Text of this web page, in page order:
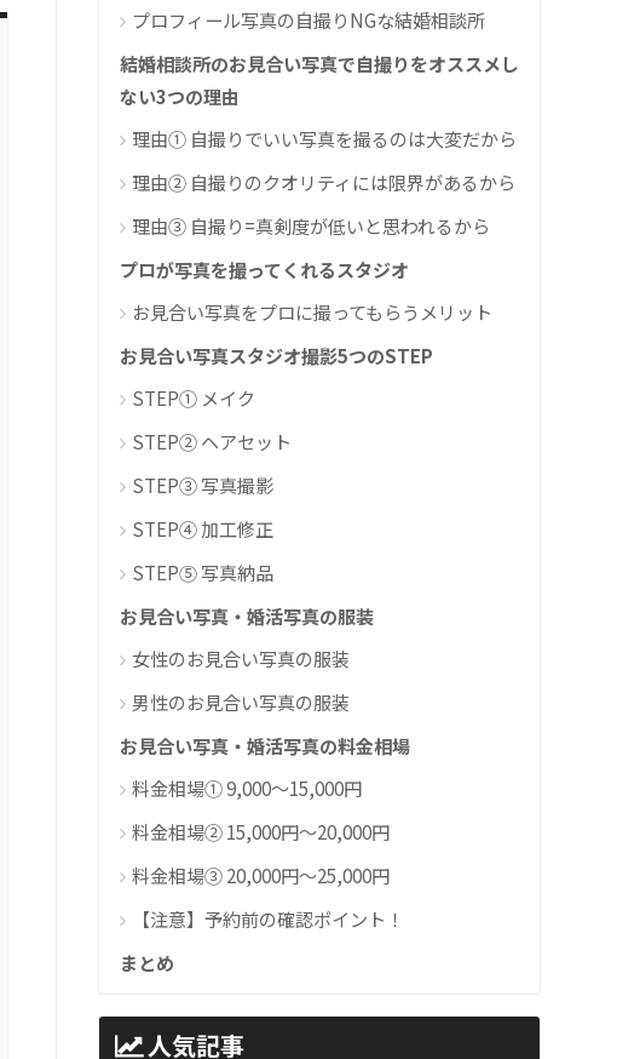
プロフィール写真の自撮りNGな結婚相談所
結婚相談所のお見合い写真で自撮りをオススメし
ない3つの理由
理由① 自撮りでいい写真を撮るのは大変だから
理由② 自撮りのクオリティには限界があるから
理由③ 自撮り=真剣度が低いと思われるから
プロが写真を撮ってくれるスタジオ
お見合い写真をプロに撮ってもらうメリット
お見合い写真スタジオ撮影5つのSTEP
STEP① メイク
STEP② ヘアセット
STEP③ 写真撮影
STEP④ 加工修正
STEP⑤ 写真納品
お見合い写真・婚活写真の服装
女性のお見合い写真の服装
男性のお見合い写真の服装
お見合い写真・婚活写真の料金相場
料金相場① 9,000～15,000円
料金相場② 15,000円～20,000円
料金相場③ 20,000円～25,000円
【注意】予約前の確認ポイント！
まとめ
人気記事